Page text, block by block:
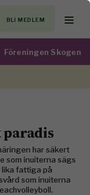
BLI MEDLEM
Virkesmarknad
Föreningen Skogen
paradis
har säkert
som inuiterna sägs
lika fattiga på
som inuiterna